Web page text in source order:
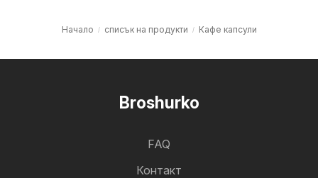
Начало списък на продукти Кафе капсули
Broshurko
FAQ
Контакт